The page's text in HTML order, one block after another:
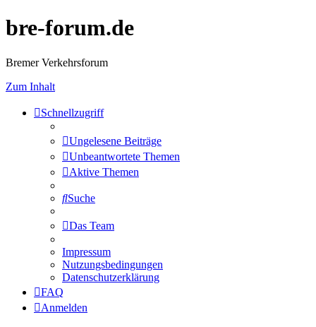
bre-forum.de
Bremer Verkehrsforum
Zum Inhalt
Schnellzugriff
Ungelesene Beiträge
Unbeantwortete Themen
Aktive Themen
Suche
Das Team
Impressum
Nutzungsbedingungen
Datenschutzerklärung
FAQ
Anmelden